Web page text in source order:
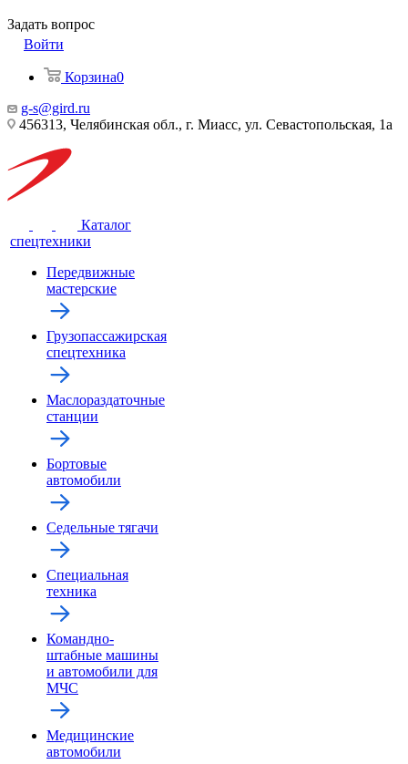
Задать вопрос
Войти
Корзина0
g-s@gird.ru
456313, Челябинская обл., г. Миасс, ул. Севастопольская, 1а
Каталог
спецтехники
Передвижные
мастерские
Грузопассажирская
спецтехника
Маслораздаточные
станции
Бортовые
автомобили
Седельные тягачи
Специальная
техника
Командно-
штабные машины
и автомобили для
МЧС
Медицинские
автомобили